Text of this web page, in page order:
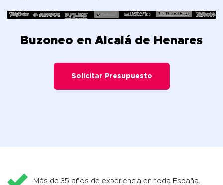
Buzoneo en Alcalá de Henares
Solicitar Presupuesto
Más de 35 años de experiencia en toda España.